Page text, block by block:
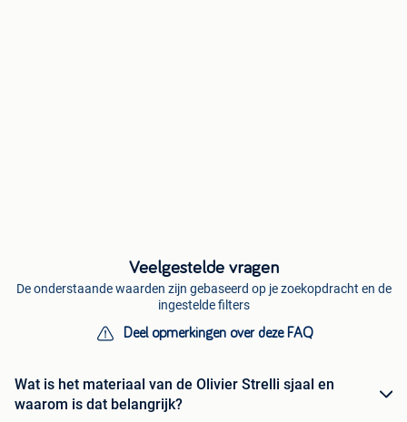
Veelgestelde vragen
De onderstaande waarden zijn gebaseerd op je zoekopdracht en de
ingestelde filters
Deel opmerkingen over deze FAQ
Wat is het materiaal van de Olivier Strelli sjaal en
waarom is dat belangrijk?